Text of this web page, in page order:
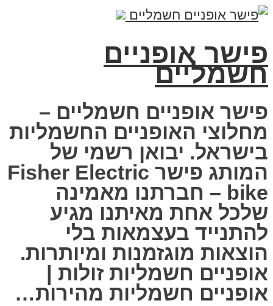
פישר אופניים
חשמליים
פישר אופניים חשמליים –
מחלוצי האופניים החשמליות
בישראל. יבואן רשמי של
המותג פישר Fisher Electric
bike – חברתנו מאמינה
שלכל אחת מאיתנו מגיע
להתנייד בעצמאות בלי
הוצאות מוגזמנות ומיותרות.
אופניים חשמליות זולות |
אופניים חשמליות מהירות…